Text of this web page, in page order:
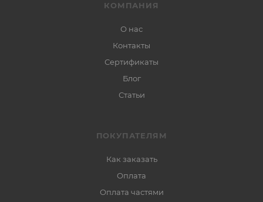
КОМПАНИЯ
О нас
Контакты
Сертификаты
Блог
Статьи
ПОКУПАТЕЛЯМ
Как заказать
Оплата
Оплата частями